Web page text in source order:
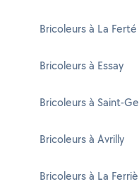
Bricoleurs à La
Bricoleurs à Essay
Bricoleurs à Saint-
Bricoleurs à Avrilly
Bricoleurs à La